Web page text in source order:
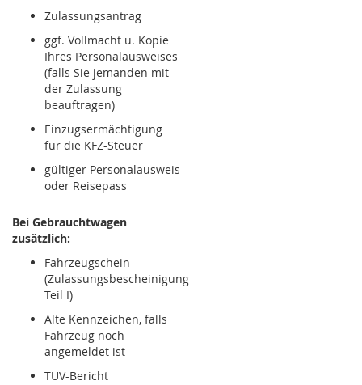
Zulassungsantrag
ggf. Vollmacht u. Kopie
Ihres Personalausweises
(falls Sie jemanden mit
der Zulassung
beauftragen)
Einzugsermächtigung
für die KFZ-Steuer
gültiger Personalausweis
oder Reisepass
Bei Gebrauchtwagen
zusätzlich:
Fahrzeugschein
(Zulassungsbescheinigung
Teil I)
Alte Kennzeichen, falls
Fahrzeug noch
angemeldet ist
TÜV-Bericht